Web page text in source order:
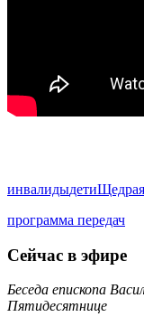
инвалидыдети
программа передач
Сейчас в эфире
Беседа епископа
Пятидесятнице